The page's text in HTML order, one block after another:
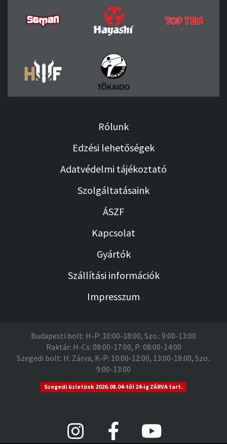
Rólunk
Edzési lehetőségek
Adatvédelmi tájékoztató
Szolgáltatásaink
ÁSZF
Kapcsolat
Gyártók
Szállítási információk
Impresszum
Budapesti bolt: H-P: 10:00-18:00, Szo.: 9:00-13:00
Raktár: H-Cs: 08:00-17:00, P: 08:00-14:00
Szegedi bolt: H: Zárva, K-P: 10:00-12:00, 13:00-18:00, Szo.:
9:00-13:00
Szegedi üzletünk 2026.08.04-től 24-ig ZÁRVA tart.